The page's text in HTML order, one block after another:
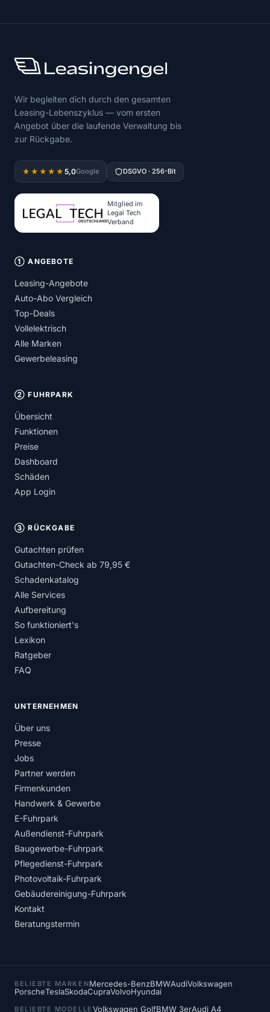
Wir begleiten dich durch den gesamten
Leasing-Lebenszyklus — vom ersten
Angebot über die laufende Verwaltung bis
zur Rückgabe.
★★★★★ 5,0Google DSGVO · 256-Bit
Mitglied im
Legal Tech
Verband
① ANGEBOTE
Leasing-Angebote
Auto-Abo Vergleich
Top-Deals
Vollelektrisch
Alle Marken
Gewerbeleasing
② FUHRPARK
Übersicht
Funktionen
Preise
Dashboard
Schäden
App Login
③ RÜCKGABE
Gutachten prüfen
Gutachten-Check ab 79,95 €
Schadenkatalog
Alle Services
Aufbereitung
So funktioniert's
Lexikon
Ratgeber
FAQ
UNTERNEHMEN
Über uns
Presse
Jobs
Partner werden
Firmenkunden
Handwerk & Gewerbe
E-Fuhrpark
Außendienst-Fuhrpark
Baugewerbe-Fuhrpark
Pflegedienst-Fuhrpark
Photovoltaik-Fuhrpark
Gebäudereinigung-Fuhrpark
Kontakt
Beratungstermin
BELIEBTE MARKENMercedes-BenzBMWAudiVolkswagen
PorscheTeslaSkodaCupraVolvoHyundai
BELIEBTE MODELLE Volkswagen GolfBMW 3erAudi A4